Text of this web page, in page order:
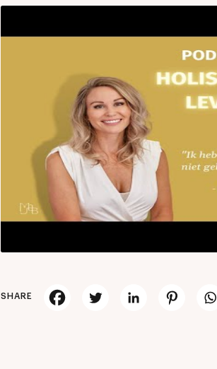
SHARE